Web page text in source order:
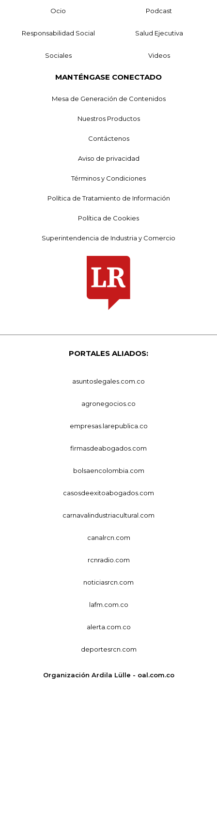
Ocio Podcast
Responsabilidad Social Salud Ejecutiva
Sociales Videos
MANTÉNGASE CONECTADO
Mesa de Generación de Contenidos
Nuestros Productos
Contáctenos
Aviso de privacidad
Términos y Condiciones
Política de Tratamiento de Información
Política de Cookies
Superintendencia de Industria y Comercio
PORTALES ALIADOS:
asuntoslegales.com.co
agronegocios.co
empresas.larepublica.co
firmasdeabogados.com
bolsaencolombia.com
casosdeexitoabogados.com
carnavalindustriacultural.com
canalrcn.com
rcnradio.com
noticiasrcn.com
lafm.com.co
alerta.com.co
deportesrcn.com
Organización Ardila Lülle - oal.com.co